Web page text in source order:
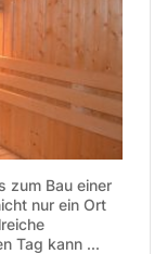
zum Bau einer
nur ein Ort
Tag kann ...